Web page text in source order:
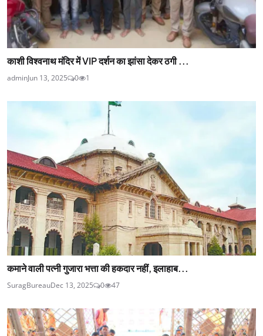
काशी विश्वनाथ मंदिर में VIP दर्शन का झांसा देकर ठगी ...
adminJun 13, 2025 0 1
कमाने वाली पत्नी गुजारा भत्ता की हकदार नहीं, इलाहाब...
SuragBureauDec 13, 2025 0 47